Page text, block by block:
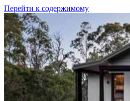
Перейти к содержимому